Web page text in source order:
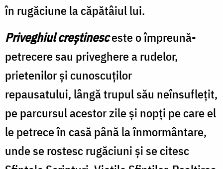
în rugăciune la căpătâiul lui.
Priveghiul creștinesceste o împreună-
petrecere sau priveghere a rudelor,
prietenilor și cunoscuților
repausatului, lângă trupul său neînsuflețit,
pe parcursul acestor zile și nopți pe care el
le petrece în casă până la înmormântare,
unde se rostesc rugăciuni și se citesc